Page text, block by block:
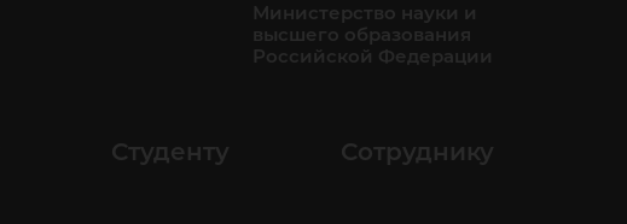
Министерство науки и
высшего образования
Российской Федерации
Студенту Сотруднику